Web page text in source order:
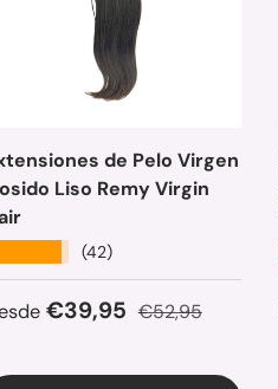
de Pelo Virgen
Liso Remy Virgin
(42)
de venta
€39,95 Precio normal
€52,95